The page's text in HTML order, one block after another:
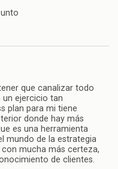
que canalizar todo
ejercicio tan
plan para mi tiene
donde hay más
es una herramienta
mundo de la estrategia
mucha más certeza,
de clientes.